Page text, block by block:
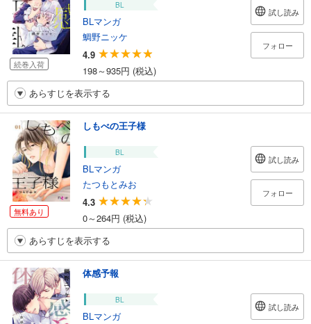
続巻入荷
BL
BLマンガ
鯛野ニッケ
4.9
198～935円 (税込)
試し読み
フォロー
あらすじを表示する
無料あり
しもべの王子様
BL
BLマンガ
たつもとみお
4.3
0～264円 (税込)
試し読み
フォロー
あらすじを表示する
体感予報
BL
BLマンガ
試し読み